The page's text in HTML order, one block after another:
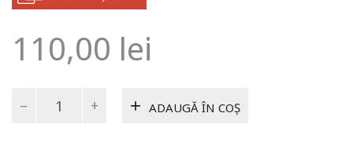
110,00 lei
Forța
ADAUGĂ ÎN COȘ